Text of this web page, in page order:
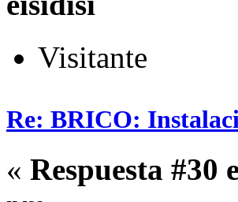
Visitante
Re: BRICO:
« Respuesta #30